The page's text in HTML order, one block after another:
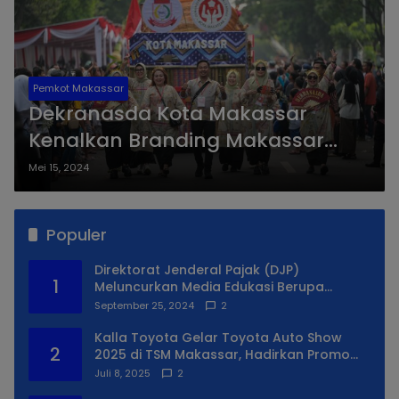
Pemkot Makassar
Dekranasda Kota Makassar
Kenalkan Branding Makassar
Kota Makan Enak di Solo
Mei 15, 2024
Populer
1
Direktorat Jenderal Pajak (DJP)
Meluncurkan Media Edukasi Berupa
Simulator Coretax
September 25, 2024 2
2
Kalla Toyota Gelar Toyota Auto Show
2025 di TSM Makassar, Hadirkan Promo
Spesial
Juli 8, 2025 2